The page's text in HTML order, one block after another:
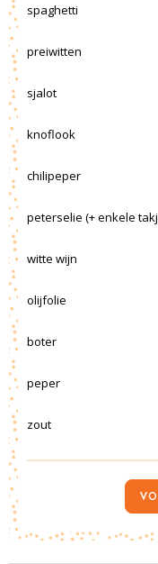
spaghetti
preiwitten
sjalot
knoflook
chilipeper
peterselie (+ enkele
witte wijn
olijfolie
boter
peper
zout